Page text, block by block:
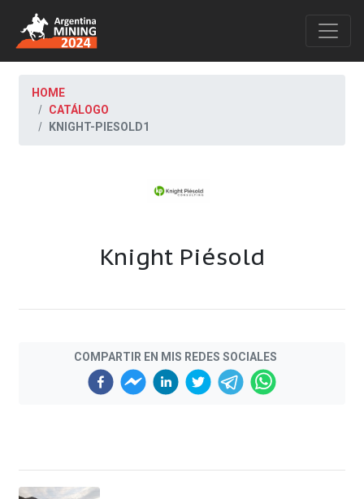
HOME
CATÁLOGO
KNIGHT-PIESOLD1
Knight Piésold
COMPARTIR EN MIS REDES SOCIALES